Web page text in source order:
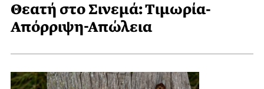
Θεατή στο Σινεμά: Τιμωρία-
Απόρριψη-Απώλεια